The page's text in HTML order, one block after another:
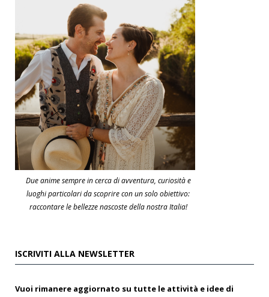
Due anime sempre in cerca di avventura, curiosità e
luoghi particolari da scoprire con un solo obiettivo:
raccontare le bellezze nascoste della nostra Italia!
ISCRIVITI ALLA NEWSLETTER
Vuoi rimanere aggiornato su tutte le attività e idee di